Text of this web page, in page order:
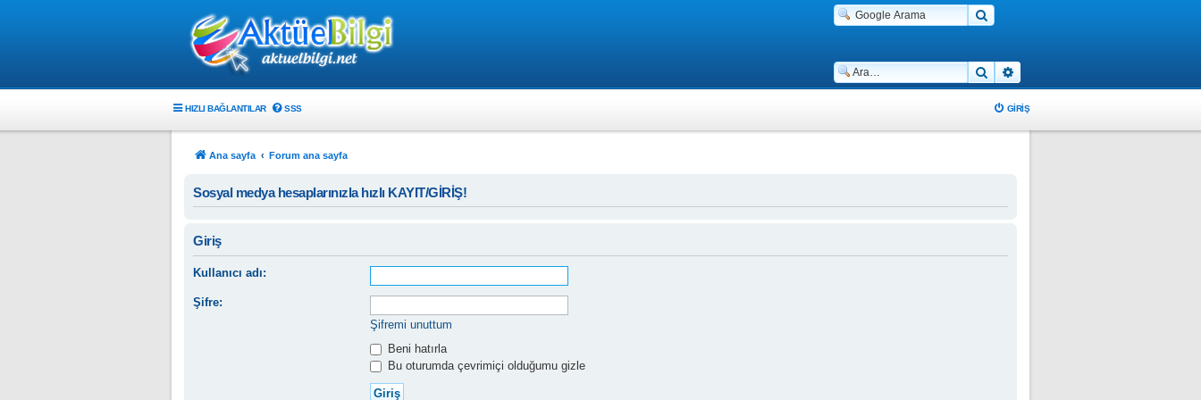
Ara
HIZLI BAĞLANTILAR SSS GIRIŞ
Ana sayfa Forum ana sayfa
Sosyal medya hesaplarınızla hızlı KAYIT/GİRİŞ!
Giriş
Kullanıcı adı:
Şifre:
Şifremi unuttum
Beni hatırla
Bu oturumda çevrimiçi olduğumu gizle